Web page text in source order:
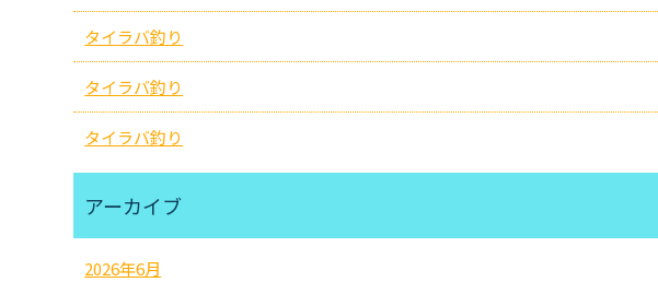
タイラバ釣り
タイラバ釣り
タイラバ釣り
アーカイブ
2026年6月